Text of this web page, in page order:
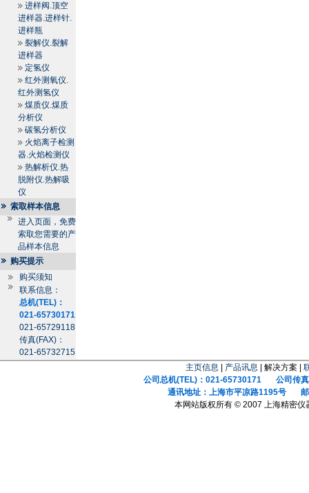
进样阀.顶空
进样器.进样针.
进样瓶
裂解仪.裂解
进样器
定氢仪
红外测氧仪.
红外测氢仪
煤质仪.煤质
分析仪
碳氢分析仪
火焰离子检测
器.火焰检测仪
热解析仪.热
脱附仪.热解吸
仪
索取样本信息
进入页面，免费
索取您需要的产
品样本信息
购买提示
购买须知
联系信息：
总机(TEL)：
021-65730171
021-65729118
传真(FAX)：
021-65732715
主页信息 产品讯息 | 解决方案 |
公司总机(TEL)：021-65730171 公司传真
通讯地址：上海市平凉路1195号 邮
本网站版权所有 © 2007 上海精密仪